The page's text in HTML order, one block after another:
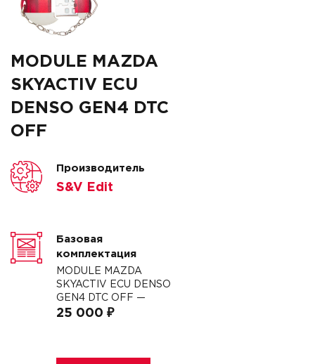
MODULE MAZDA
SKYACTIV ECU
DENSO GEN4 DTC
OFF
Производитель
S&V Edit
Базовая
комплектация
MODULE MAZDA
SKYACTIV ECU DENSO
GEN4 DTC OFF —
25 000 ₽